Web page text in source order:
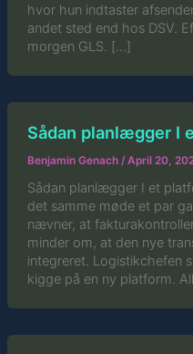
hvor hun indtaster
andet sted end hos DSV.
morgen GLS. […]
Sådan planlægger I
Benjamin Genach / April 20,
Sådan planlægger I et
det samme møde et par
nævner, at
minder om, at den nye
integreret. Logistikchefen
kigge på en ny platform.